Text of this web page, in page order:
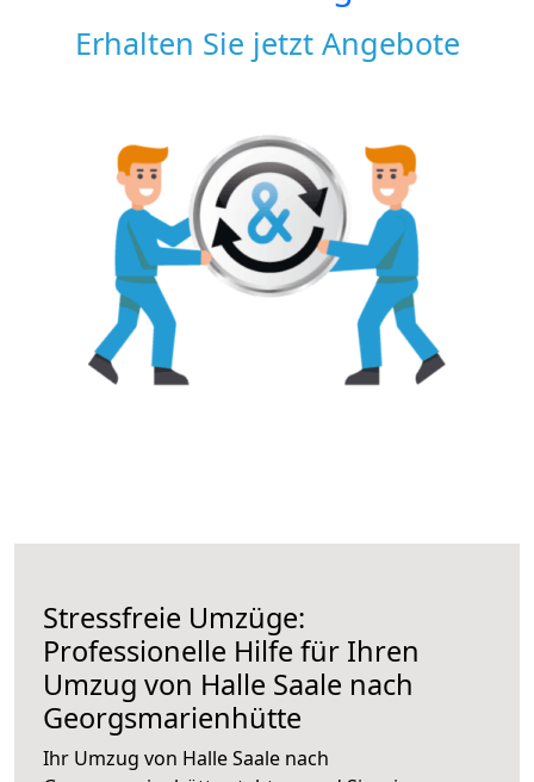
Erhalten Sie jetzt Angebote
Stressfreie Umzüge:
Professionelle Hilfe für Ihren
Umzug von Halle Saale nach
Georgsmarienhütte
Ihr Umzug von Halle Saale nach